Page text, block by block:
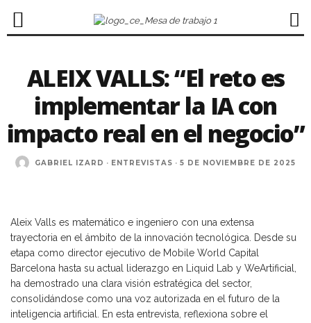
ALEIX VALLS: “El reto es
implementar la IA con
impacto real en el negocio”
GABRIEL IZARD · ENTREVISTAS · 5 DE NOVIEMBRE DE 2025
Aleix Valls es matemático e ingeniero con una extensa
trayectoria en el ámbito de la innovación tecnológica. Desde su
etapa como director ejecutivo de Mobile World Capital
Barcelona hasta su actual liderazgo en Liquid Lab y WeArtificial,
ha demostrado una clara visión estratégica del sector,
consolidándose como una voz autorizada en el futuro de la
inteligencia artificial. En esta entrevista, reflexiona sobre el